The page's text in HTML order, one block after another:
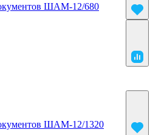
ШАМ-12/680
ШАМ-12/1320